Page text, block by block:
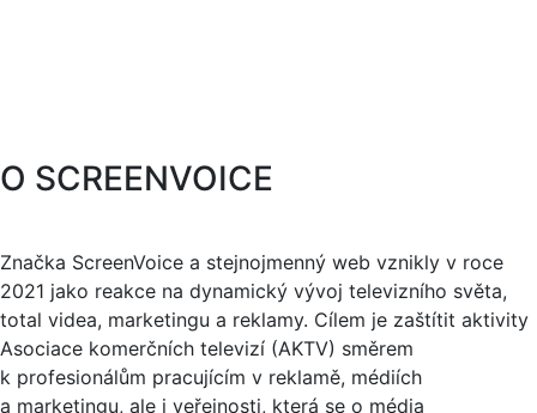
O SCREENVOICE
Značka ScreenVoice a stejnojmenný web vznikly v roce
2021 jako reakce na dynamický vývoj televizního světa,
total videa, marketingu a reklamy. Cílem je zaštítit aktivity
Asociace komerčních televizí (AKTV) směrem
k profesionálům pracujícím v reklamě, médiích
a marketingu, ale i veřejnosti, která se o média